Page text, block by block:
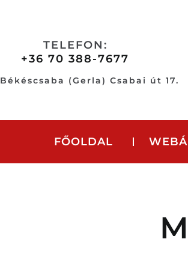
TELEFON:
+36 70 388-7677
(Gerla) Csabai út 17.
FŐOLDAL